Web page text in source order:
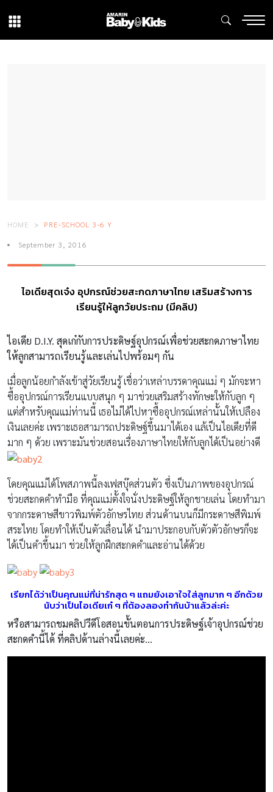
HOME PRE-SCHOOL 3-6 Y
September 3, 2016
ไอเดียสุดเจ๋ง อุปกรณ์ช่วยสะกดภาษาไทย เสริมสร้างการ
เรียนรู้ให้ลูกวัยประถม (มีคลิป)
ไอเดีย D.I.Y. สุดเก๋กับการประดิษฐ์อุปกรณ์เพื่อช่วยสะกดภาษาไทย
ให้ลูกสามารถเรียนรู้และเล่นไปพร้อมๆ กัน
เมื่อลูกน้อยกำลังเข้าสู่วัยเรียนรู้ เชื่อว่าเหล่าบรรดาคุณแม่ ๆ มักจะหา
ซื้ออุปกรณ์การเรียนแบบสนุก ๆ มาช่วยเสริมสร้างทักษะให้กับลูก ๆ
แต่สำหรับคุณแม่ท่านนี้ เธอไม่ได้ไปหาซื้ออุปกรณ์เหล่านั้นให้เปลือง
เงินเลยค่ะ เพราะเธอสามารถประดิษฐ์ขึ้นมาได้เอง แล้เป็นไอเดียที่ดี
มาก ๆ ด้วย เพราะมันช่วยสอนเรื่องภาษาไทยให้กับลูกได้เป็นอย่างดี
โดยคุณแม่ได้โพสภาพนี้ลงเฟสบุ๊คส่วนตัว ซึ่งเป็นภาพของอุปกรณ์
ช่วยสะกดคำทำมือ ที่คุณแม่ตั้งใจนั่งประดิษฐ์ให้ลูกชายเล่น โดยทำมา
จากกระดาษสีขาวพิมพ์ตัวอักษรไทย ส่วนด้านบนก็มีกระดาษสีพิมพ์
สระไทย โดยทำให้เป็นตัวเลื่อนได้ นำมาประกอบกับตัวตัวอักษรก็จะ
ได้เป็นคำขึ้นมา ช่วยให้ลูกฝึกสะกดคำและอ่านได้ด้วย
เรียกได้ว่าเป็นคุณแม่ที่น่ารักสุด ๆ แถมยังเอาใจใส่ลูกมาก ๆ อีกด้วย
นับว่าเป็นไอเดียเก๋ ๆ ที่ต้องลองทำกันบ้าแล้วล่ะค่ะ
หรือสามารถชมคลิปวีดีโอสอนขั้นตอนการประดิษฐ์เจ้าอุปกรณ์ช่วย
สะกดคำนี้ได้ ที่คลิปด้านล่างนี้เลยค่ะ…